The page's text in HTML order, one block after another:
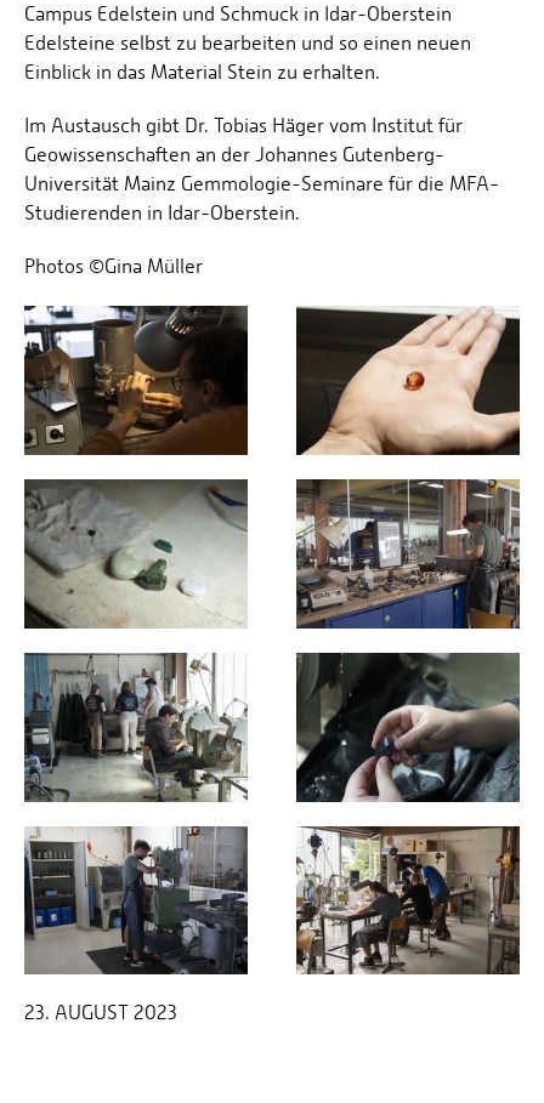
Campus Edelstein und Schmuck in Idar-Oberstein
Edelsteine selbst zu bearbeiten und so einen neuen
Einblick in das Material Stein zu erhalten.
Im Austausch gibt Dr. Tobias Häger vom Institut für
Geowissenschaften an der Johannes Gutenberg-
Universität Mainz Gemmologie-Seminare für die MFA-
Studierenden in Idar-Oberstein.
Photos ©Gina Müller
23. AUGUST 2023